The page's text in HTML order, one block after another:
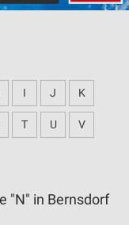
I J K
T U V
"N" in Bernsdorf